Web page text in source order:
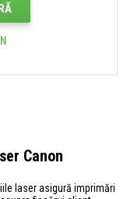
Canon
laser asigură imprimări